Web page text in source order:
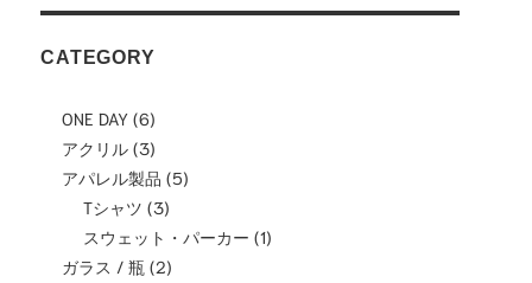
CATEGORY
ONE DAY (6)
アクリル (3)
アパレル製品 (5)
Tシャツ (3)
スウェット・パーカー (1)
ガラス / 瓶 (2)